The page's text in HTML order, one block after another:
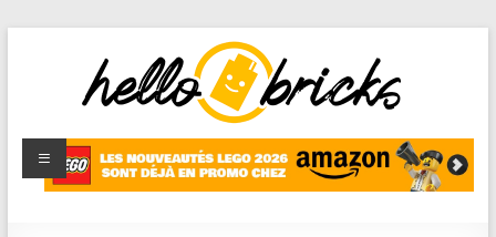
HelloBricks
Blog LEGO,
nouveaut�s